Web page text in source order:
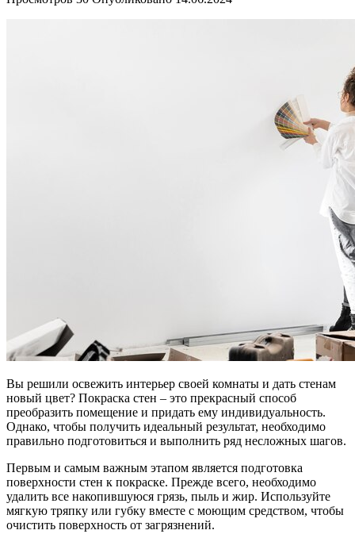
Вы решили освежить интерьер своей комнаты и дать стенам
новый цвет? Покраска стен – это прекрасный способ
преобразить помещение и придать ему индивидуальность.
Однако, чтобы получить идеальный результат, необходимо
правильно подготовиться и выполнить ряд несложных шагов.
Первым и самым важным этапом является подготовка
поверхности стен к покраске. Прежде всего, необходимо
удалить все накопившуюся грязь, пыль и жир. Используйте
мягкую тряпку или губку вместе с моющим средством, чтобы
очистить поверхность от загрязнений.